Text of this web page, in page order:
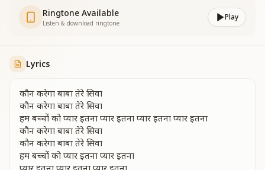
Ringtone Available
Listen & download ringtone
Play
Lyrics
कौन करेगा बाबा तेरे सिवा
कौन करेगा बाबा तेरे सिवा
हम बच्चों को प्यार इतना प्यार इतना प्यार इतना प्यार इतना
कौन करेगा बाबा तेरे सिवा
कौन करेगा बाबा तेरे सिवा
हम बच्चों को प्यार इतना प्यार इतना
प्यार इतना प्यार इतना प्यार इतना